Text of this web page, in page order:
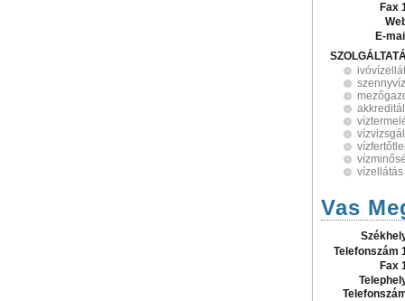
Fax
E-
vízellátás
Vas
Telefonszám
Fax